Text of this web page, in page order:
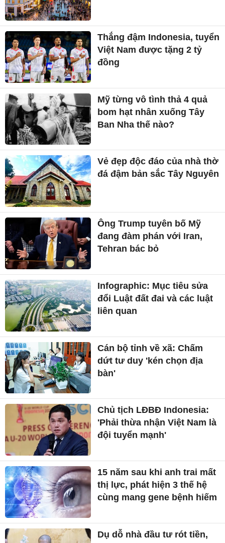
Thắng đậm Indonesia, tuyển
Việt Nam được tặng 2 tỷ
đồng
Mỹ từng vô tình thả 4 quả
bom hạt nhân xuống Tây
Ban Nha thế nào?
Vẻ đẹp độc đáo của nhà thờ
đá đậm bản sắc Tây Nguyên
Ông Trump tuyên bố Mỹ
đang đàm phán với Iran,
Tehran bác bỏ
Infographic: Mục tiêu sửa
đổi Luật đất đai và các luật
liên quan
Cán bộ tỉnh về xã: Chấm
dứt tư duy 'kén chọn địa
bàn'
Chủ tịch LĐBĐ Indonesia:
'Phải thừa nhận Việt Nam là
đội tuyển mạnh'
15 năm sau khi anh trai mất
thị lực, phát hiện 3 thế hệ
cùng mang gene bệnh hiếm
Dụ dỗ nhà đầu tư rót tiền,